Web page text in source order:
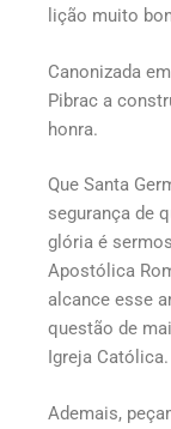
lição muito
Canonizada
Pibrac a
honra.
Que Santa
segurança de
glória é
Apostólica
alcance esse
questão de
Igreja Católica.
Ademais,